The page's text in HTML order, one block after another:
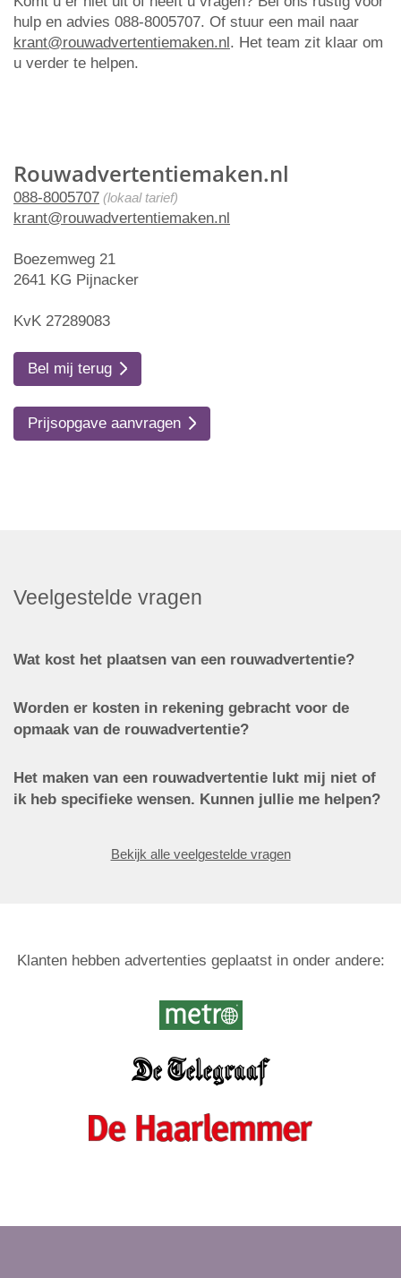
Rouwadvertentiemaken.nl
088-8005707 (lokaal tarief)
krant@rouwadvertentiemaken.nl
Boezemweg 21
2641 KG Pijnacker
KvK 27289083
Bel mij terug
Prijsopgave aanvragen
hulp en advies 088-8005707. Of stuur een mail naar
krant@rouwadvertentiemaken.nl. Het team zit klaar om
u verder te helpen.
Veelgestelde vragen
Wat kost het plaatsen van een rouwadvertentie?
Worden er kosten in rekening gebracht voor de
opmaak van de rouwadvertentie?
Het maken van een rouwadvertentie lukt mij niet of
ik heb specifieke wensen. Kunnen jullie me helpen?
Bekijk alle veelgestelde vragen
Klanten hebben advertenties geplaatst in onder andere: